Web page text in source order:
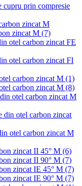
cupru prin compresie
zincat M
zincat M (7)
otel carbon zincat FE
otel carbon zincat FI
carbon zincat M (1)
carbon zincat M (8)
otel carbon zincat M
din otel carbon zincat
otel carbon zincat M
zincat II 45° M (6)
zincat II 90° M (7)
zincat IE 45° M (7)
zincat IE 90° M (7)